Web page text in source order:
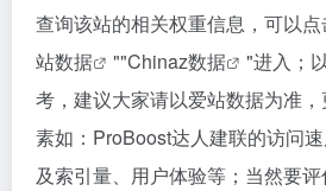
查询该站的相关权重信息，可以点
站数据
""Chinaz数据
"进入；
考，建议大家请以爱站数据为准
素如：ProBoost达人建联的访问
及索引量、用户体验等；当然要